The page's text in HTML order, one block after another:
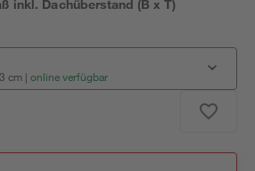
inkl. Dachüberstand (B x T)
cm | online verfügbar